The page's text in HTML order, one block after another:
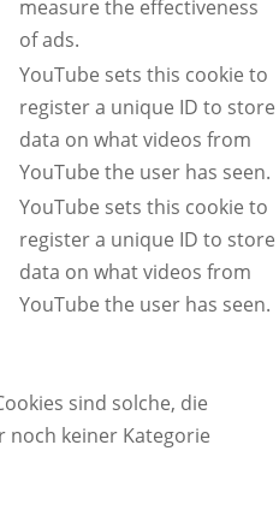
measure the effectiveness
of ads.
YouTube sets this cookie to
register a unique ID to store
data on what videos from
YouTube the user has seen.
YouTube sets this cookie to
register a unique ID to store
data on what videos from
YouTube the user has seen.
sind solche, die
keiner Kategorie